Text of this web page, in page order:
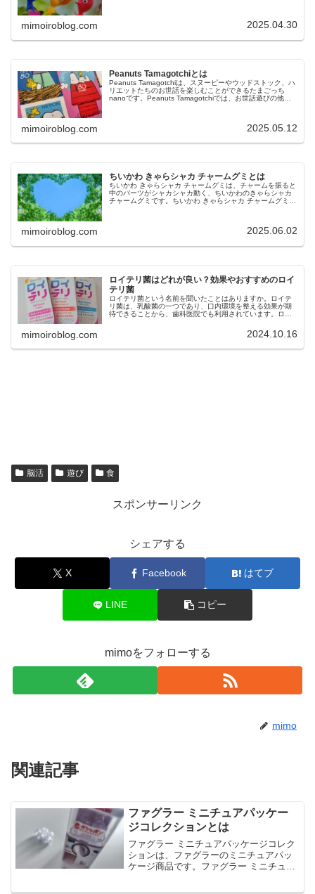
mimoiroblog.com 2025.04.30
Peanuts Tamagotchiとは
Peanuts Tamagotchiは、スヌーピーやウッドストック、ハ
リエットたちのお世話を楽しむことができるたまごっち
nanoです。Peanuts Tamagotchiでは、お世話遊びの他
mimoiroblog.com 2025.05.12
ちいかわ きゃらシャカ チャームグミとは
ちいかわ きゃらシャカ チャームグミは、チャームを振ると
中のパーツがシャカシャカ動く、ちいかわのきゃらシャカ
チャームグミです。ちいかわ きゃらシャカ チャームグミ
mimoiroblog.com 2025.06.02
ロイテリ菌はどれが良い？効果やおすすめのロイ
テリ菌
ロイテリ菌という名前を聞いたことはありますか。ロイテ
リ菌は、乳酸菌の一つであり、口内環境を整える効果が期
待できることから、歯科医院でも利用されています。ロイ
mimoiroblog.com 2024.10.16
脳活 遊び 食
スポンサーリンク
シェアする
X Facebook はてブ
LINE コピー
mimoをフォローする
mimo
関連記事
ファグラー ミニチュアパッケー
ジコレクションとは
ファグラー ミニチュアパッケージコレク
ションは、ファグラーのミニチュアパッ
ケージ商品です。ファグラー ミニチュア